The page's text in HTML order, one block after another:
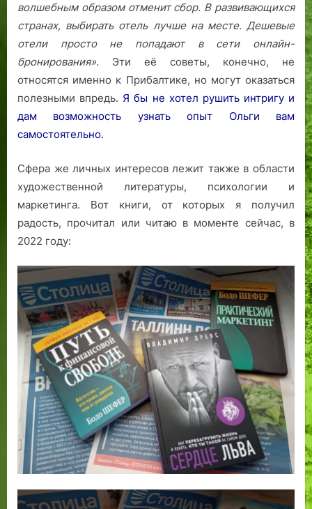
волшебным образом отменит сбор. В развивающихся
странах, выбирать отель лучше на месте. Дешевые
отели просто не попадают в сети онлайн-
бронирования». Эти её советы, конечно, не
относятся именно к Прибалтике, но могут оказаться
полезными впредь. Я бы не хотел рушить интригу и
дам возможность узнать опыт Ольги вам
самостоятельно.
Сфера же личных интересов лежит также в области
художественной литературы, психологии и
маркетинга. Вот книги, от которых я получил
радость, прочитал или читаю в моменте сейчас, в
2022 году: